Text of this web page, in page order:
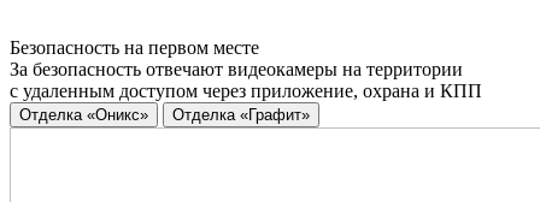
Безопасность на первом месте
За безопасность отвечают видеокамеры на территории
с удаленным доступом через приложение, охрана и КПП
Отделка «Оникс» Отделка «Графит»